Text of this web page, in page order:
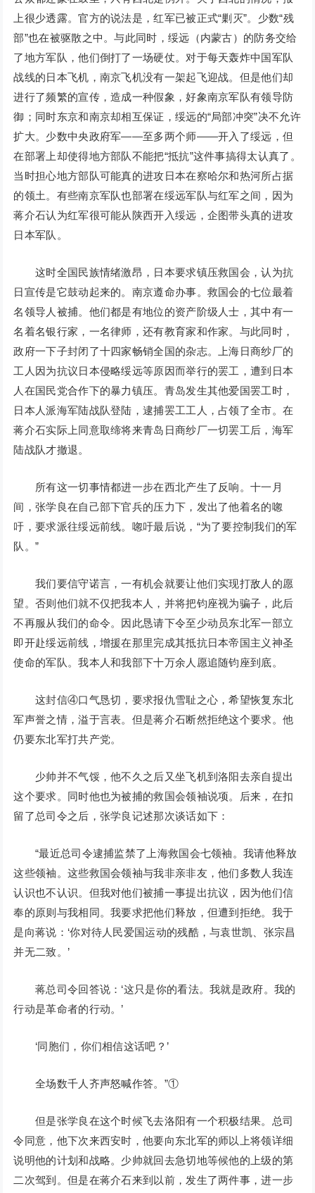
上很少透露。官方的说法是，红军已被正式“剿灭”。少数“残
部”也在被驱散之中。与此同时，绥远（内蒙古）的防务交给
了地方军队，他们倒打了一场硬仗。对于每天轰炸中国军队
战线的日本飞机，南京飞机没有一架起飞迎战。但是他们却
进行了频繁的宣传，造成一种假象，好象南京军队有领导防
御；同时东京和南京却相互保证，绥远的“局部冲突”决不允许
扩大。少数中央政府军——至多两个师——开入了绥远，但
在部署上却使得地方部队不能把“抵抗”这件事搞得太认真了。
当时担心地方部队可能真的进攻日本在察哈尔和热河所占据
的领土。有些南京军队也部署在绥远军队与红军之间，因为
蒋介石认为红军很可能从陕西开入绥远，企图带头真的进攻
日本军队。
这时全国民族情绪激昂，日本要求镇压救国会，认为抗
日宣传是它鼓动起来的。南京遵命办事。救国会的七位最着
名领导人被捕。他们都是有地位的资产阶级人士，其中有一
名着名银行家，一名律师，还有教育家和作家。与此同时，
政府一下子封闭了十四家畅销全国的杂志。上海日商纱厂的
工人因为抗议日本侵略绥远等原因而举行的罢工，遭到日本
人在国民党合作下的暴力镇压。青岛发生其他爱国罢工时，
日本人派海军陆战队登陆，逮捕罢工工人，占领了全市。在
蒋介石实际上同意取缔将来青岛日商纱厂一切罢工后，海军
陆战队才撤退。
所有这一切事情都进一步在西北产生了反响。十一月
间，张学良在自己部下官兵的压力下，发出了他着名的唿
吁，要求派往绥远前线。唿吁最后说，“为了要控制我们的军
队。”
我们要信守诺言，一有机会就要让他们实现打敌人的愿
望。否则他们就不仅把我本人，并将把钧座视为骗子，此后
不再服从我们的命令。因此恳请下令至少动员东北军一部立
即开赴绥远前线，增援在那里完成其抵抗日本帝国主义神圣
使命的军队。我本人和我部下十万余人愿追随钧座到底。
这封信④口气恳切，要求报仇雪耻之心，希望恢复东北
军声誉之情，溢于言表。但是蒋介石断然拒绝这个要求。他
仍要东北军打共产党。
少帅并不气馁，他不久之后又坐飞机到洛阳去亲自提出
这个要求。同时他也为被捕的救国会领袖说项。后来，在扣
留了总司令之后，张学良记述那次谈话如下：
“最近总司令逮捕监禁了上海救国会七领袖。我请他释放
这些领袖。这些救国会领袖与我非亲非友，他们多数人我连
认识也不认识。但我对他们被捕一事提出抗议，因为他们信
奉的原则与我相同。我要求把他们释放，但遭到拒绝。我于
是向蒋说：‘你对待人民爱国运动的残酷，与袁世凯、张宗昌
并无二致。’
蒋总司令回答说：‘这只是你的看法。我就是政府。我的
行动是革命者的行动。’
‘同胞们，你们相信这话吧？’
全场数千人齐声怒喊作答。”①
但是张学良在这个时候飞去洛阳有一个积极结果。总司
令同意，他下次来西安时，他要向东北军的师以上将领详细
说明他的计划和战略。少帅就回去急切地等候他的上级的第
二次驾到。但是在蒋介石来到以前，发生了两件事，进一步